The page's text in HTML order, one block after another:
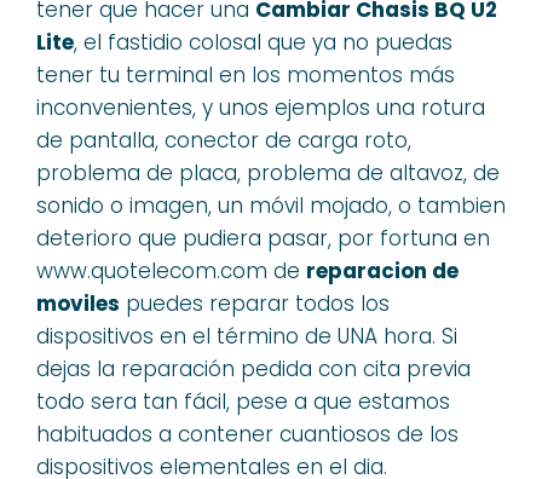
tener que hacer una Cambiar Chasis BQ U2
Lite, el fastidio colosal que ya no puedas
tener tu terminal en los momentos más
inconvenientes, y unos ejemplos una rotura
de pantalla, conector de carga roto,
problema de placa, problema de altavoz, de
sonido o imagen, un móvil mojado, o tambien
deterioro que pudiera pasar, por fortuna en
www.quotelecom.com de reparacion de
moviles puedes reparar todos los
dispositivos en el término de UNA hora. Si
dejas la reparación pedida con cita previa
todo sera tan fácil, pese a que estamos
habituados a contener cuantiosos de los
dispositivos elementales en el dia.